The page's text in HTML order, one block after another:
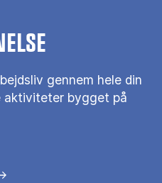
gennem hele din
aktiviteter bygget på